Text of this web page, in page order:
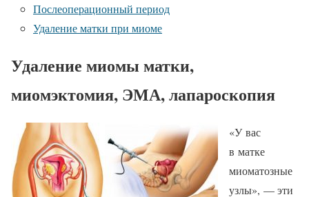
Послеоперационный период
Удаление матки при миоме
Удаление миомы матки,
миомэктомия, ЭМА, лапароскопия
«У вас
в матке
миоматозные
узлы», — эти